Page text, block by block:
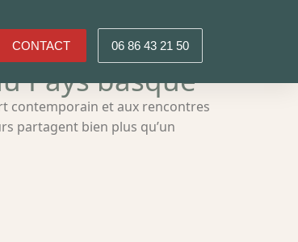
CONTACT 06 86 43 21 50
Pays basque
contemporain et aux rencontres
partagent bien plus qu’un